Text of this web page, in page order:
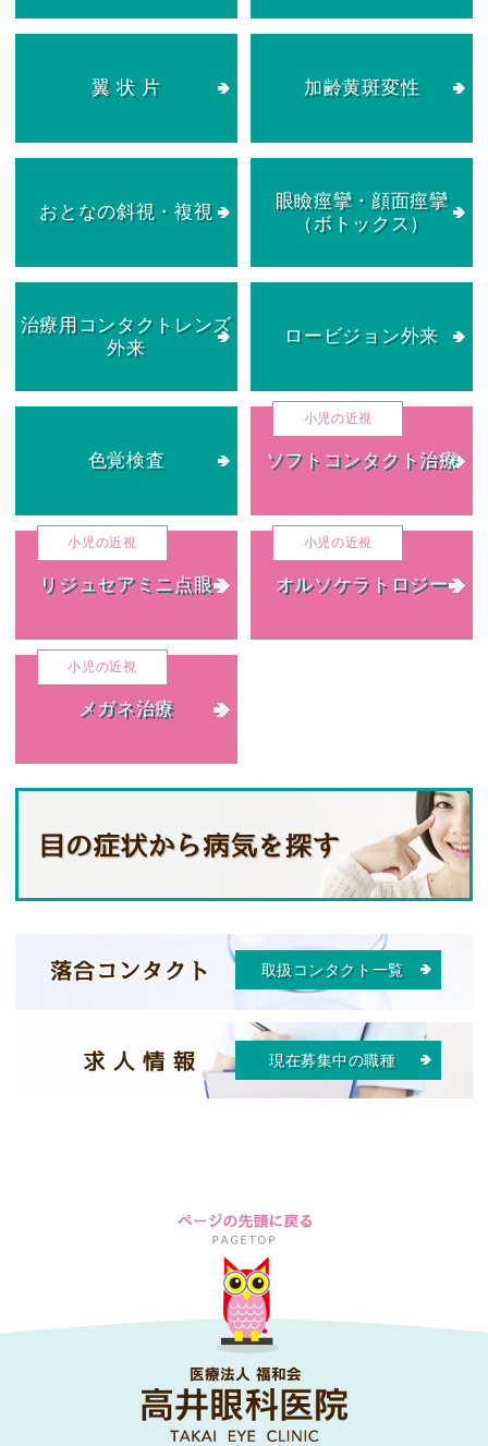
翼 状 片 加齢黄斑変性
おとなの斜視・複視
眼瞼痙攣・顔面痙攣
（ボトックス）
治療用コンタクトレンズ
外来
ロービジョン外来
色覚検査 ソフトコンタクト治療
リジュセアミニ点眼 オルソケラトロジー
メガネ治療
取扱コンタクト一覧
現在募集中の職種